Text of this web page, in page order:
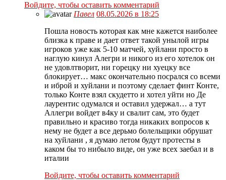
Войдите, чтобы оставить комментарий
Павел 08.05.2026 в 18:25
Пошла новость которая как мне кажется наиболее
близка к праве и дает ответ такой унылой игры
игроков уже как 5-10 матчей, хуйлани просто в
наглую кинул Алегри и никого из его хотелок он
не удовлтворит, ни горецку ни хуецку все
блокирует… макс окончательно посрался со всеми
и иброй и хуйлани и поэтому сделает финт Конте,
только Конте взял скудетто и хотел уйти но Де
лаурентис одумался и оставил удержал… а тут
Аллегри войдет в4ку и свалит сам, это будет
правильно и красиво тогда никаких вопросов к
нему не будет а все дерьмо болельщики обрушат
на хуйлани , я думаю летом будут протесты в
каком бы то нибыло виде, он уже всех заебал и в
италии
Войдите, чтобы оставить комментарий